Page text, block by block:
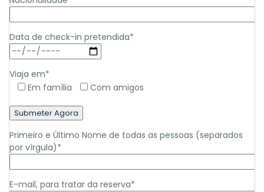
Data de check-in pretendida*
Viaja em*
Em família
Com amigos
Primeiro e Último Nome de todas as pessoas (separados
por vírgula)*
E-mail, para tratar da reserva*